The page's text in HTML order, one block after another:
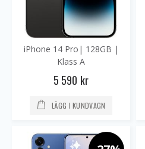
iPhone 14 Pro| 128GB |
Klass A
5 590 kr
LÄGG I KUNDVAGN